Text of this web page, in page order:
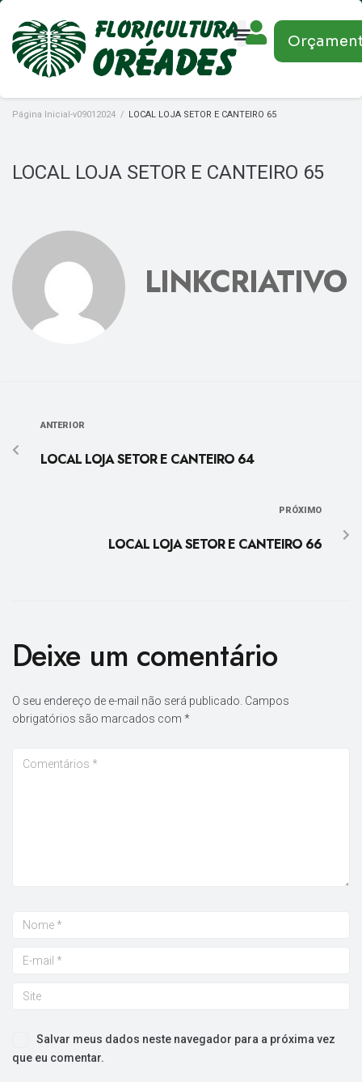
Página Inicial-v09012024 / LOCAL LOJA SETOR E CANTEIRO 65
LOCAL LOJA SETOR E CANTEIRO 65
LINKCRIATIVO
ANTERIOR
LOCAL LOJA SETOR E CANTEIRO 64
PRÓXIMO
LOCAL LOJA SETOR E CANTEIRO 66
Deixe um comentário
O seu endereço de e-mail não será publicado. Campos
obrigatórios são marcados com *
Salvar meus dados neste navegador para a próxima vez
que eu comentar.